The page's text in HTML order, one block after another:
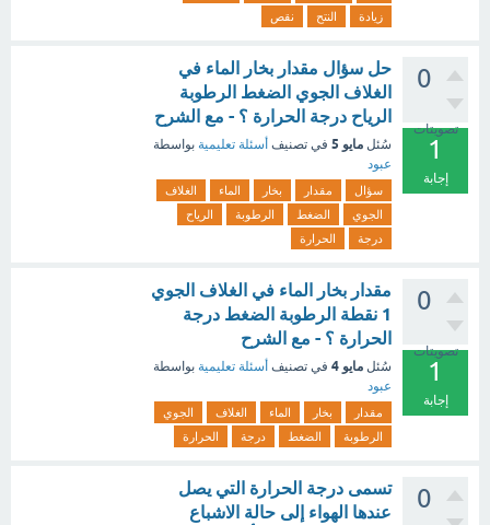
زيادة
النتح نقص
0
تصويتات
1
إجابة
حل سؤال مقدار بخار الماء في
الغلاف الجوي الضغط الرطوبة
الرياح درجة الحرارة ؟ - مع الشرح
سُئل مايو 5 في تصنيف أسئلة تعليمية بواسطة
عبود
سؤال مقدار بخار الماء
الغلاف
الجوي
الضغط الرطوبة
الرياح
درجة
الحرارة
0
تصويتات
1
إجابة
مقدار بخار الماء في الغلاف الجوي
1 نقطة الرطوبة الضغط درجة
الحرارة ؟ - مع الشرح
سُئل مايو 4 في تصنيف أسئلة تعليمية بواسطة
عبود
مقدار بخار الماء الغلاف
الجوي
الرطوبة
الضغط درجة الحرارة
0
تسمى درجة الحرارة التي يصل
عندها الهواء إلى حالة الاشباع